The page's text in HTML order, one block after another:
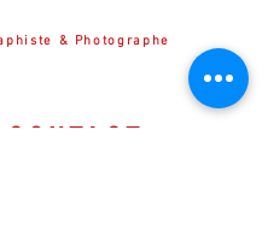
& Photographe
Angers, Nantes, Bressuire, La Roche sur Yon, Vendée, Maine et Loire, Loire
CONTACT